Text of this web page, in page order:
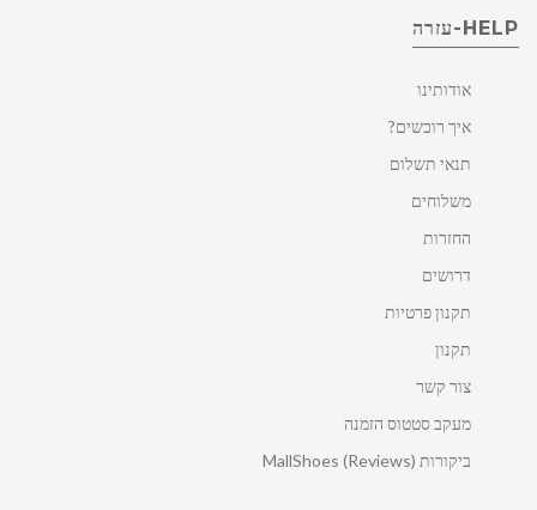
HELP-עזרה
אודותינו
איך רוכשים?
תנאי תשלום
משלוחים
החזרות
דרושים
תקנון פרטיות
תקנון
צור קשר
מעקב סטטוס הזמנה
ביקורות MallShoes (Reviews)